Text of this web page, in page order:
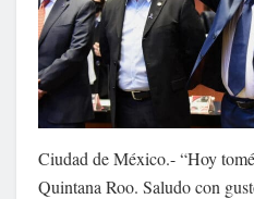
Ciudad de México.- “Hoy
Quintana Roo. Saludo con